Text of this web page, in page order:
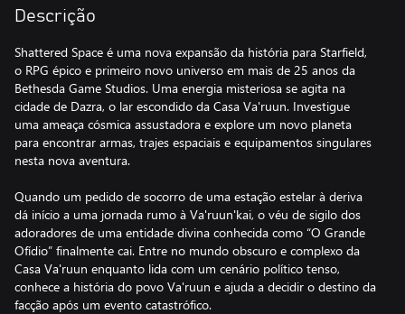
Descrição
Shattered Space é uma nova expansão da história para Starfield,
o RPG épico e primeiro novo universo em mais de 25 anos da
Bethesda Game Studios. Uma energia misteriosa se agita na
cidade de Dazra, o lar escondido da Casa Va'ruun. Investigue
uma ameaça cósmica assustadora e explore um novo planeta
para encontrar armas, trajes espaciais e equipamentos singulares
nesta nova aventura.
Quando um pedido de socorro de uma estação estelar à deriva
dá início a uma jornada rumo à Va'ruun'kai, o véu de sigilo dos
adoradores de uma entidade divina conhecida como “O Grande
Ofídio” finalmente cai. Entre no mundo obscuro e complexo da
Casa Va'ruun enquanto lida com um cenário político tenso,
conhece a história do povo Va'ruun e ajuda a decidir o destino da
facção após um evento catastrófico.